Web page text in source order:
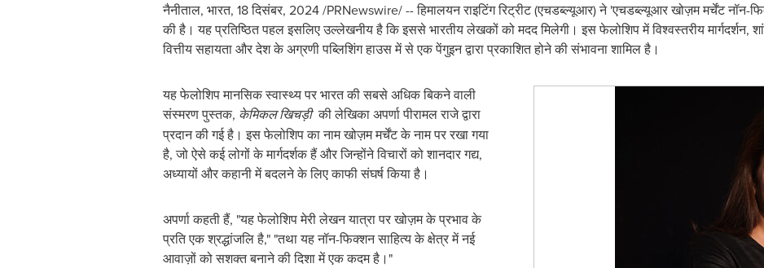
नैनीताल, भारत, 18 दिसंबर, 2024/PRNewswire/ -- हिमालयन राइटिंग रिट्रीट (एचडब्ल्यूआर) ने 'एचडब्ल्यूआर खोज़म मर्चेंट नॉन-
की है। यह प्रतिष्ठित पहल इसलिए उल्लेखनीय है कि इससे भारतीय लेखकों को मदद मिलेगी। इस फेलोशिप में विश्वस्तरीय मार्गदर्शन,
वित्तीय सहायता और देश के अग्रणी पब्लिशिंग हाउस में से एक पेंगुइन द्वारा प्रकाशित होने की संभावना शामिल है।
यह फेलोशिप मानसिक स्वास्थ्य पर भारत की सबसे अधिक बिकने वाली
संस्मरण पुस्तक, केमिकल खिचड़ीकी लेखिका अपर्णा पीरामल राजे द्वारा
प्रदान की गई है। इस फेलोशिप का नाम खोज़म मर्चेंट के नाम पर रखा गया
है, जो ऐसे कई लोगों के मार्गदर्शक हैं और जिन्होंने विचारों को शानदार गद्य,
अध्यायों और कहानी में बदलने के लिए काफी संघर्ष किया है।
अपर्णा कहती हैं, "यह फेलोशिप मेरी लेखन यात्रा पर खोज़म के प्रभाव के
प्रति एक श्रद्धांजलि है," "तथा यह नॉन-फिक्शन साहित्य के क्षेत्र में नई
आवाज़ों को सशक्त बनाने की दिशा में एक कदम है।"